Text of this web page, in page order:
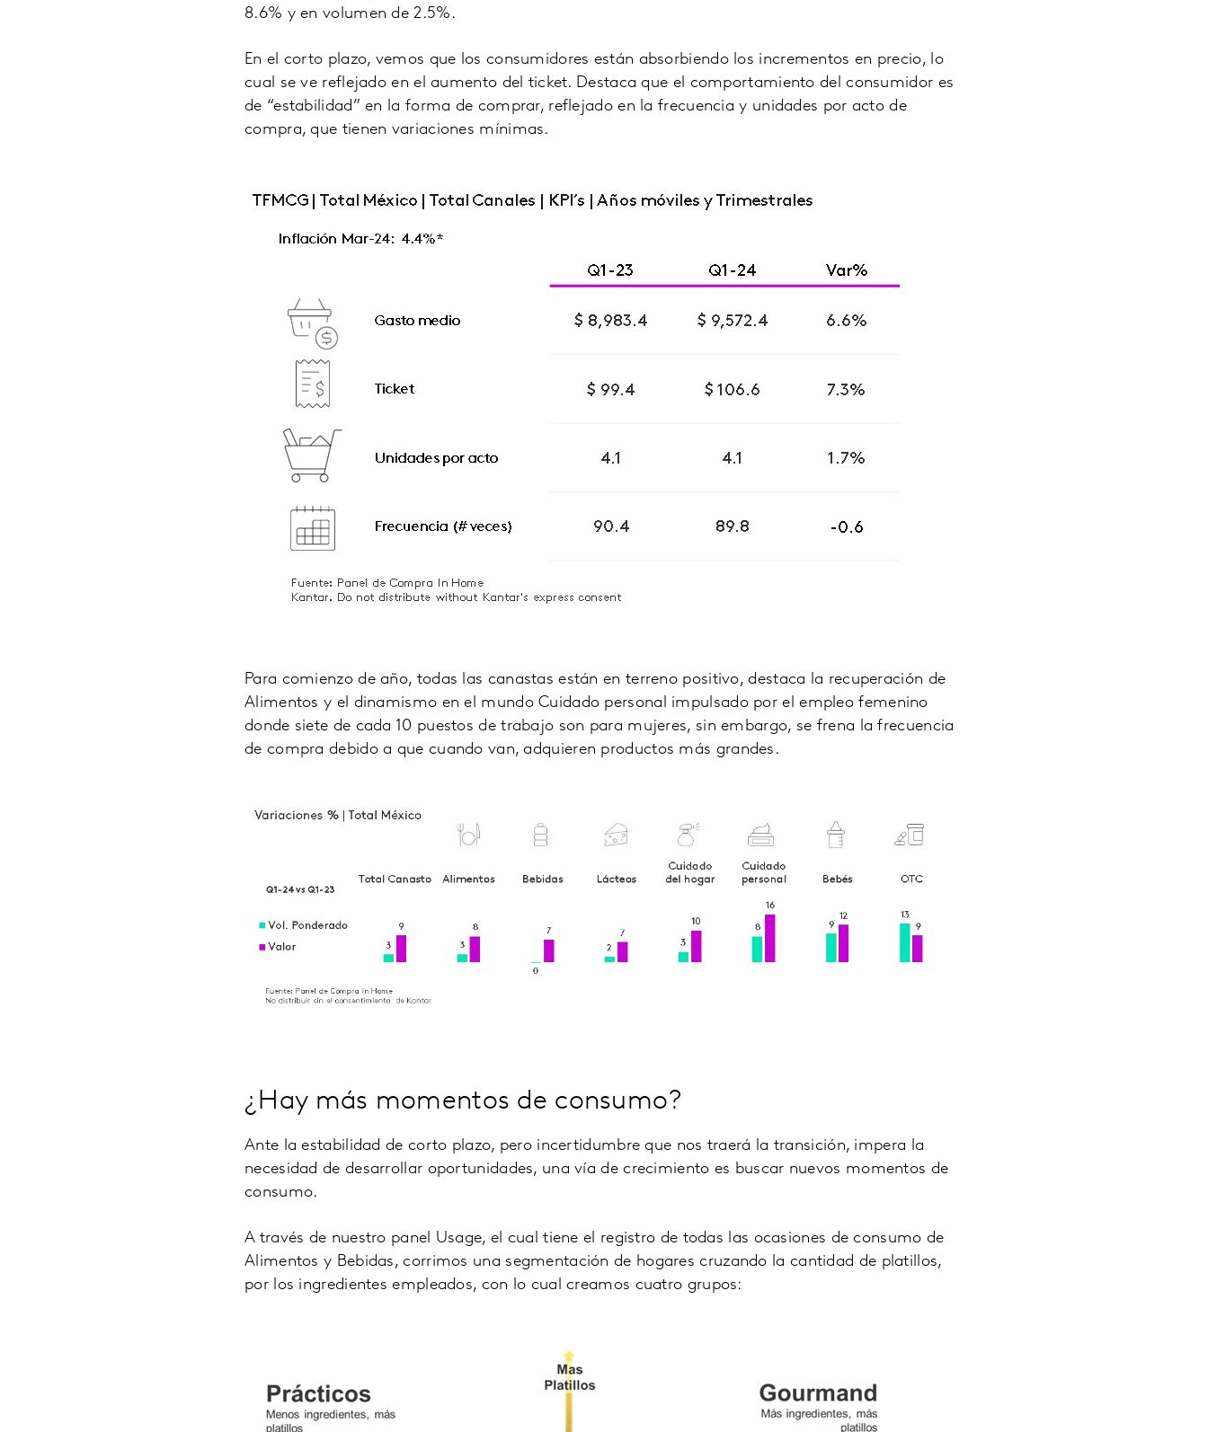
8.6% y en volumen de 2.5%.
En el corto plazo, vemos que los consumidores están absorbiendo los incrementos en precio, lo
cual se ve reflejado en el aumento del ticket. Destaca que el comportamiento del consumidor es
de “estabilidad” en la forma de comprar, reflejado en la frecuencia y unidades por acto de
compra, que tienen variaciones mínimas.
Para comienzo de año, todas las canastas están en terreno positivo, destaca la recuperación de
Alimentos y el dinamismo en el mundo Cuidado personal impulsado por el empleo femenino
donde siete de cada 10 puestos de trabajo son para mujeres, sin embargo, se frena la frecuencia
de compra debido a que cuando van, adquieren productos más grandes.
¿Hay más momentos de consumo?
Ante la estabilidad de corto plazo, pero incertidumbre que nos traerá la transición, impera la
necesidad de desarrollar oportunidades, una vía de crecimiento es buscar nuevos momentos de
consumo.
A través de nuestro panel Usage, el cual tiene el registro de todas las ocasiones de consumo de
Alimentos y Bebidas, corrimos una segmentación de hogares cruzando la cantidad de platillos,
por los ingredientes empleados, con lo cual creamos cuatro grupos: